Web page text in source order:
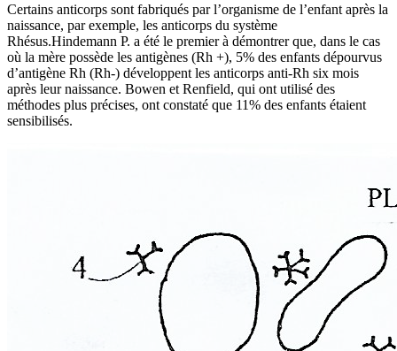
Certains anticorps sont fabriqués par l’organisme de l’enfant après la
naissance, par exemple, les anticorps du système
Rhésus.Hindemann P. a été le premier à démontrer que, dans le cas
où la mère possède les antigènes (Rh +), 5% des enfants dépourvus
d’antigène Rh (Rh-) développent les anticorps anti-Rh six mois
après leur naissance. Bowen et Renfield, qui ont utilisé des
méthodes plus précises, ont constaté que 11% des enfants étaient
sensibilisés.